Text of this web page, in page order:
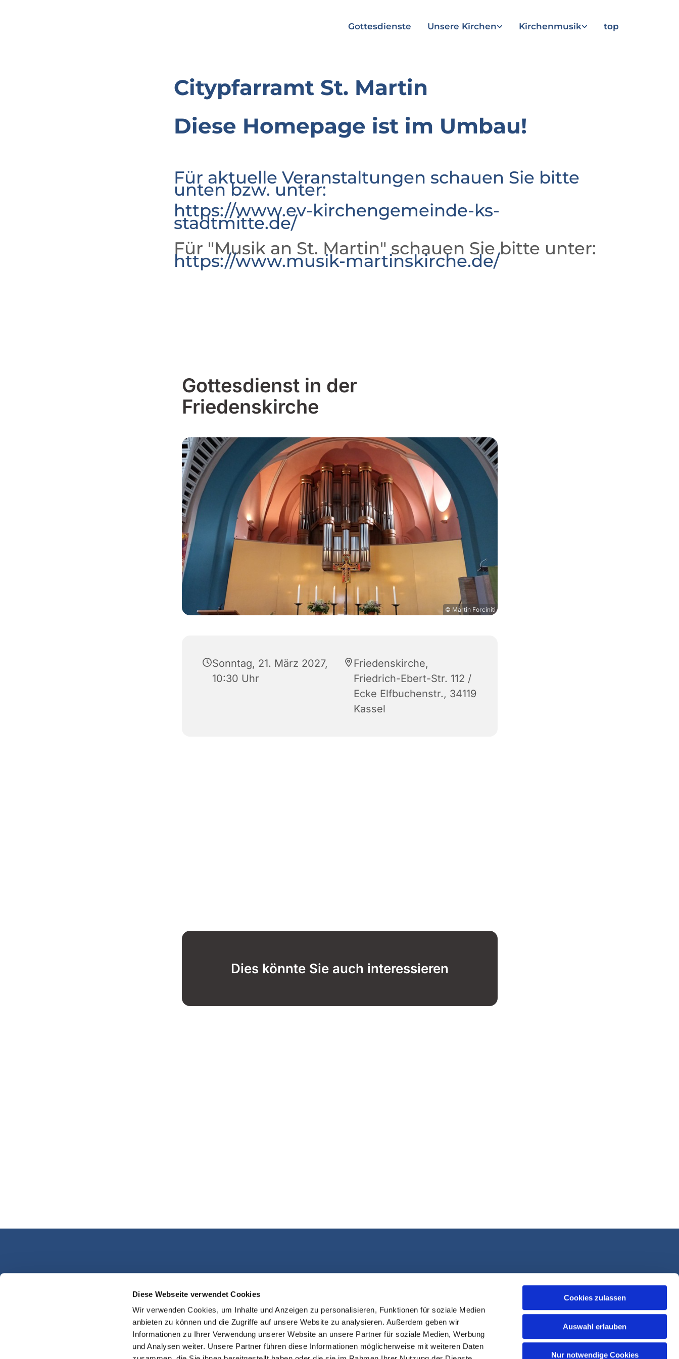
Diese Webseite verwendet Cookies
Wir verwenden Cookies, um Inhalte und Anzeigen zu personalisieren, Funktionen für soziale Medien
anbieten zu können und die Zugriffe auf unsere Website zu analysieren. Außerdem geben wir
Informationen zu Ihrer Verwendung unserer Website an unsere Partner für soziale Medien, Werbung
und Analysen weiter. Unsere Partner führen diese Informationen möglicherweise mit weiteren Daten
Cookies zulassen
Auswahl erlauben
Nur notwendige Cookies
Gottesdienste Unsere Kirchen Kirchenmusik top
Citypfarramt St. Martin
Diese Homepage ist im Umbau!
Für aktuelle Veranstaltungen schauen Sie bitte
unten bzw. unter:
https://www.ev-kirchengemeinde-ks-
stadtmitte.de/
Für "Musik an St. Martin" schauen Sie bitte unter:
https://www.musik-martinskirche.de/
Gottesdienst in der
Friedenskirche
© Martin Forciniti
Sonntag, 21. März 2027,
10:30 Uhr
Friedenskirche,
Friedrich-Ebert-Str. 112 /
Ecke Elfbuchenstr., 34119
Kassel
Dies könnte Sie auch interessieren
Kassel Martinsplatz